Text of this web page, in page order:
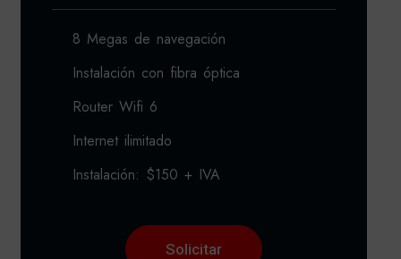
8 Megas de navegación
Instalación con fibra óptica
Router Wifi 6
Internet ilimitado
Instalación: $150 + IVA
Solicitar